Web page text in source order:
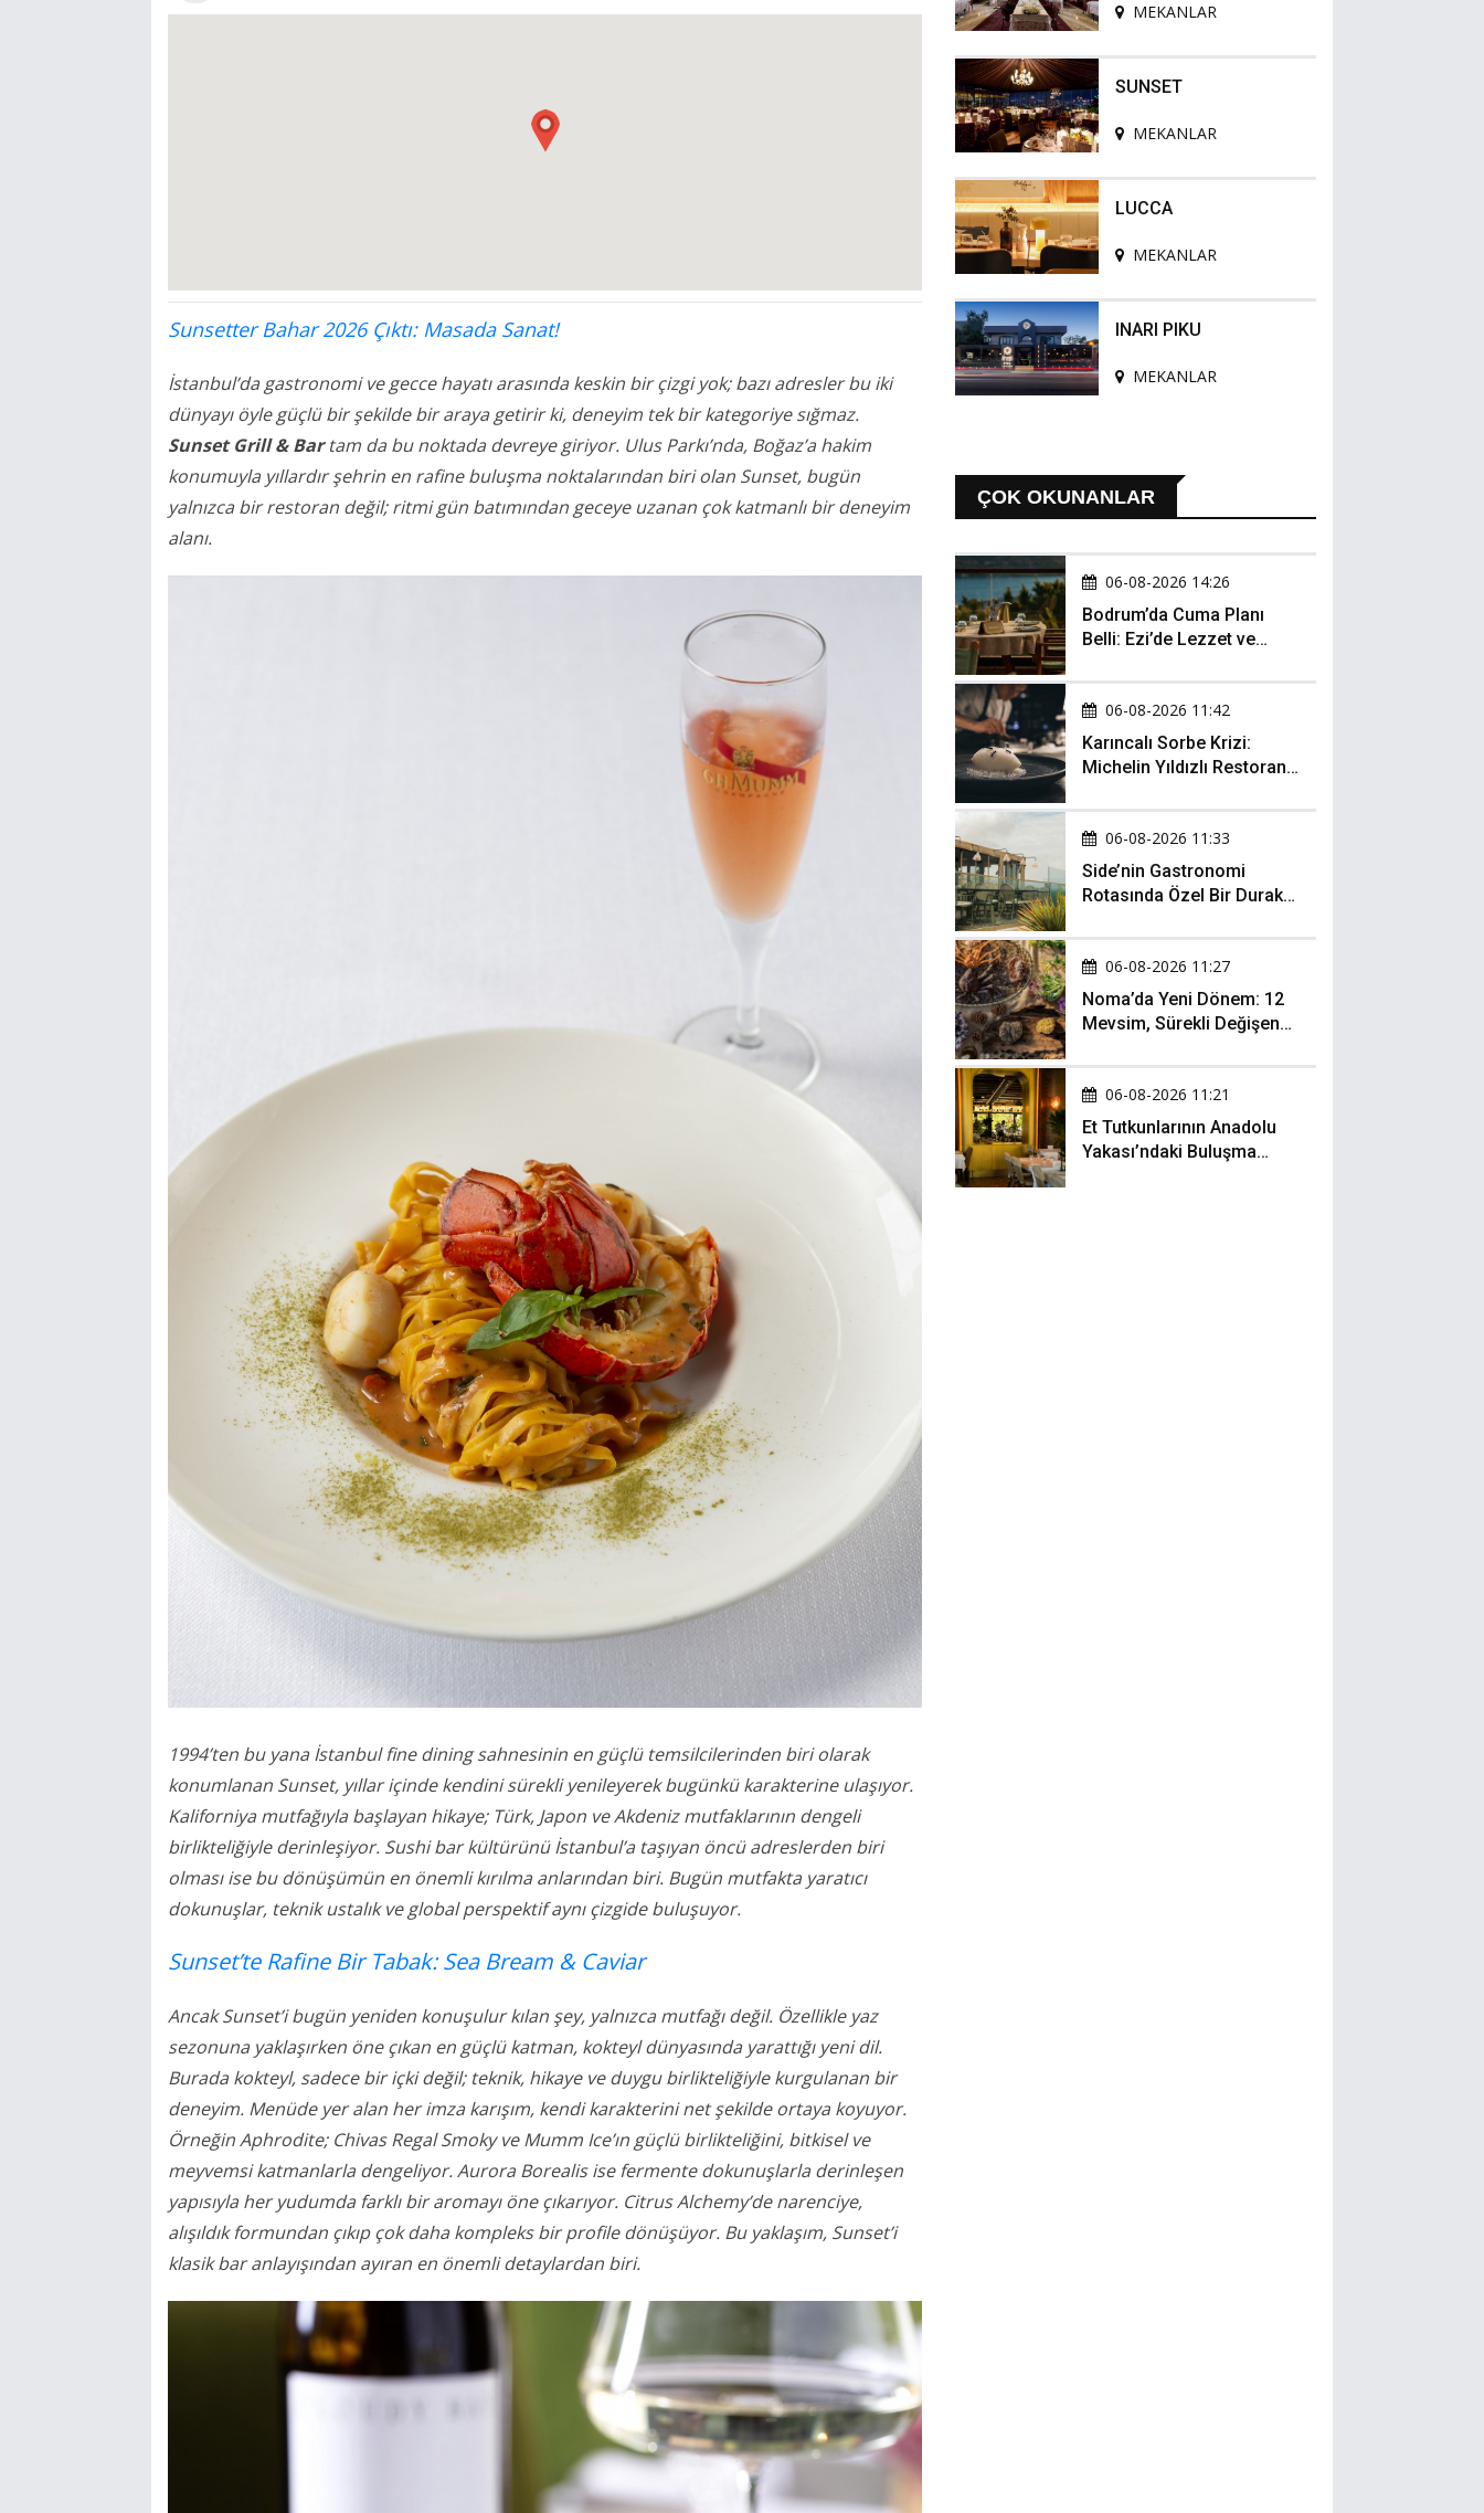
Sunsetter Bahar 2026 Çıktı: Masada Sanat!
İstanbul’da gastronomi ve gecce hayatı arasında keskin bir çizgi yok; bazı adresler bu iki
dünyayı öyle güçlü bir şekilde bir araya getirir ki, deneyim tek bir kategoriye sığmaz.
Sunset Grill & Bartam da bu noktada devreye giriyor. Ulus Parkı’nda, Boğaz’a hakim
konumuyla yıllardır şehrin en rafine buluşma noktalarından biri olan Sunset, bugün
yalnızca bir restoran değil; ritmi gün batımından geceye uzanan çok katmanlı bir deneyim
alanı.
1994’ten bu yana İstanbul fine dining sahnesinin en güçlü temsilcilerinden biri olarak
konumlanan Sunset, yıllar içinde kendini sürekli yenileyerek bugünkü karakterine ulaşıyor.
Kaliforniya mutfağıyla başlayan hikaye; Türk, Japon ve Akdeniz mutfaklarının dengeli
birlikteliğiyle derinleşiyor. Sushi bar kültürünü İstanbul’a taşıyan öncü adreslerden biri
olması ise bu dönüşümün en önemli kırılma anlarından biri. Bugün mutfakta yaratıcı
dokunuşlar, teknik ustalık ve global perspektif aynı çizgide buluşuyor.
Sunset’te Rafine Bir Tabak: Sea Bream & Caviar
Ancak Sunset’i bugün yeniden konuşulur kılan şey, yalnızca mutfağı değil. Özellikle yaz
sezonuna yaklaşırken öne çıkan en güçlü katman, kokteyl dünyasında yarattığı yeni dil.
Burada kokteyl, sadece bir içki değil; teknik, hikaye ve duygu birlikteliğiyle kurgulanan bir
deneyim. Menüde yer alan her imza karışım, kendi karakterini net şekilde ortaya koyuyor.
Örneğin Aphrodite; Chivas Regal Smoky ve Mumm Ice’ın güçlü birlikteliğini, bitkisel ve
meyvemsi katmanlarla dengeliyor. Aurora Borealis ise fermente dokunuşlarla derinleşen
yapısıyla her yudumda farklı bir aromayı öne çıkarıyor. Citrus Alchemy’de narenciye,
alışıldık formundan çıkıp çok daha kompleks bir profile dönüşüyor. Bu yaklaşım, Sunset’i
klasik bar anlayışından ayıran en önemli detaylardan biri.
MEKANLAR
SUNSET
MEKANLAR
LUCCA
MEKANLAR
INARI PIKU
MEKANLAR
ÇOK OKUNANLAR
06-08-2026 14:26
Bodrum’da Cuma Planı
Belli: Ezi’de Lezzet ve
06-08-2026 11:42
Karıncalı Sorbe Krizi:
Michelin Yıldızlı Restoran
06-08-2026 11:33
Side’nin Gastronomi
Rotasında Özel Bir Durak:
06-08-2026 11:27
Noma’da Yeni Dönem: 12
Mevsim, Sürekli Değişen
Hesap
06-08-2026 11:21
Et Tutkunlarının Anadolu
Yakası’ndaki Buluşma